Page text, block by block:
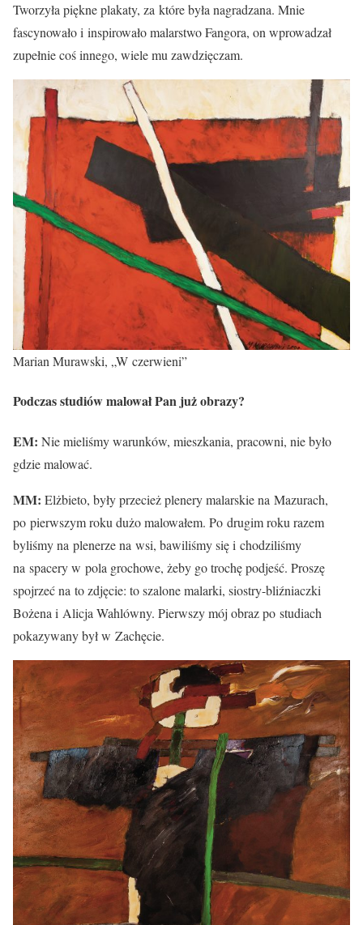
Tworzyła piękne plakaty, za które była nagradzana. Mnie
fascynowało i inspirowało malarstwo Fangora, on wprowadzał
zupełnie coś innego, wiele mu zawdzięczam.
Marian Murawski, „W czerwieni”
Podczas studiów malował Pan już obrazy?
EM: Nie mieliśmy warunków, mieszkania, pracowni, nie było
gdzie malować.
MM: Elżbieto, były przecież plenery malarskie na Mazurach,
po pierwszym roku dużo malowałem. Po drugim roku razem
byliśmy na plenerze na wsi, bawiliśmy się i chodziliśmy
na spacery w pola grochowe, żeby go trochę podjeść. Proszę
spojrzeć na to zdjęcie: to szalone malarki, siostry-bliźniaczki
Bożena i Alicja Wahlówny. Pierwszy mój obraz po studiach
pokazywany był w Zachęcie.